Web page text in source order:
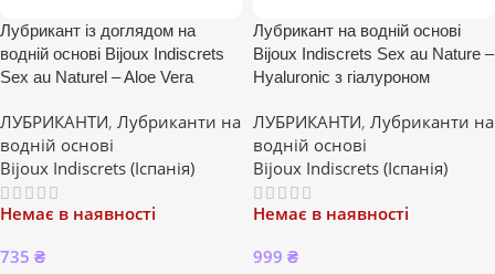
Лубрикант із доглядом на
водній основі Bijoux Indiscrets
Sex au Naturel – Aloe Vera
ЛУБРИКАНТИ, Лубриканти на
водній основі
Bijoux Indiscrets (Іспанія)
Немає в наявності
735 ₴
Лубрикант на водній основі
Bijoux Indiscrets Sex au Nature –
Hyaluronic з гіалуроном
ЛУБРИКАНТИ, Лубриканти на
водній основі
Bijoux Indiscrets (Іспанія)
Немає в наявності
999 ₴